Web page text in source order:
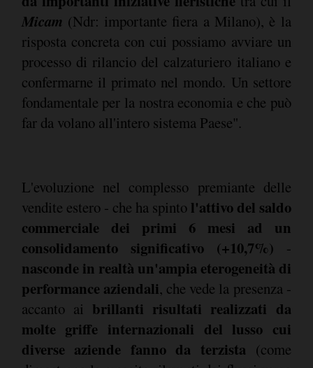
Micam (Ndr: importante fiera a Milano), è la
risposta concreta con cui possiamo avviare un
processo di rilancio del calzaturiero italiano e
confermarne il primato nel mondo. Un settore
fondamentale per la nostra economia e che può
far da volano all'intero sistema Paese".
L'evoluzione nel complesso premiante delle
vendite estero - che ha spinto l'attivo del saldo
commerciale dei primi 6 mesi ad un
consolidamento significativo (+10,7%) -
nasconde in realtà un'ampia eterogeneità di
performance aziendali, che vede la presenza -
accanto ai brillanti risultati realizzati da
molte griffe internazionali del lusso cui
diverse aziende fanno da terzista (come